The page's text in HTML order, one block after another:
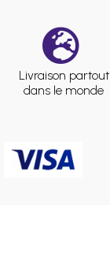
Livraison partout
dans le monde